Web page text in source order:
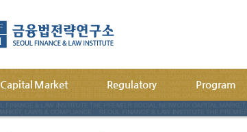
Capital Market Regulatory Program